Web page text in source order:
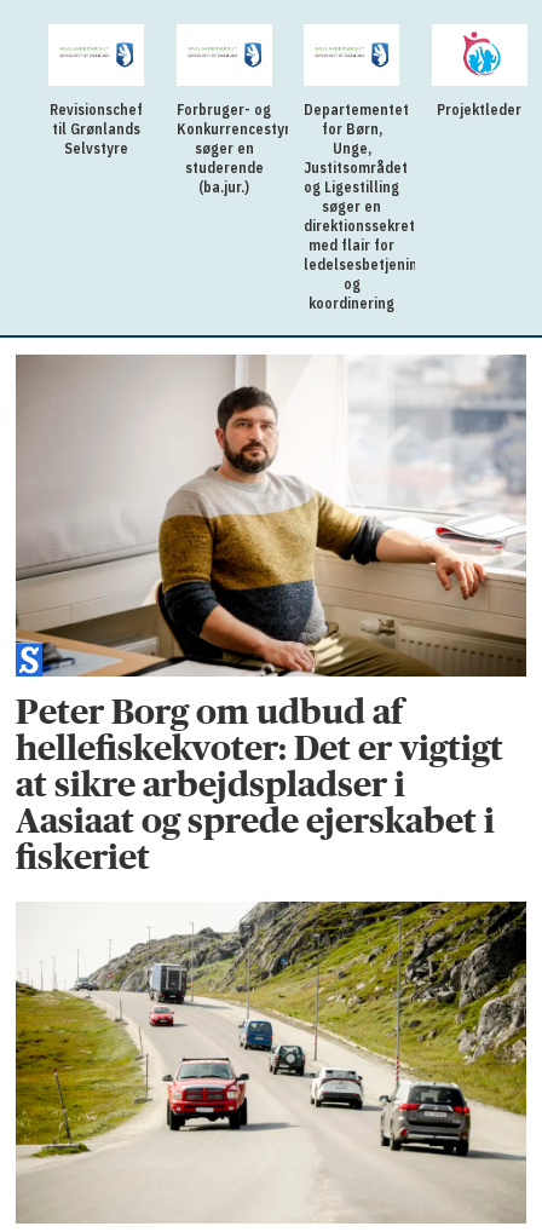
Revisionschef
til Grønlands
Selvstyre
Forbruger- og
Konkurrencestyrelsen
søger en
studerende
(ba.jur.)
Departementet
for Børn,
Unge,
Justitsområdet
og Ligestilling
søger en
direktionssekretær
med flair for
ledelsesbetjening
og
koordinering
Projektleder
Peter Borg om udbud af
hellefiskekvoter: Det er vigtigt
at sikre arbejdspladser i
Aasiaat og sprede ejerskabet i
fiskeriet